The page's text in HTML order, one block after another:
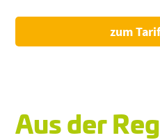
zum
Aus der